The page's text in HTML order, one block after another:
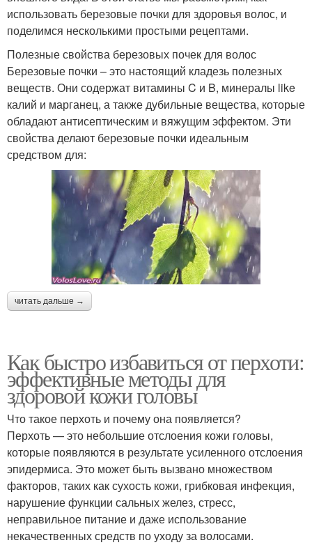
использовать березовые почки для здоровья волос, и
поделимся несколькими простыми рецептами.
Полезные свойства березовых почек для волос
Березовые почки – это настоящий кладезь полезных
веществ. Они содержат витамины C и B, минералы like
калий и марганец, а также дубильные вещества, которые
обладают антисептическим и вяжущим эффектом. Эти
свойства делают березовые почки идеальным
средством для:
читать дальше →
Как быстро избавиться от перхоти:
эффективные методы для
здоровой кожи головы
Что такое перхоть и почему она появляется?
Перхоть — это небольшие отслоения кожи головы,
которые появляются в результате усиленного отслоения
эпидермиса. Это может быть вызвано множеством
факторов, таких как сухость кожи, грибковая инфекция,
нарушение функции сальных желез, стресс,
неправильное питание и даже использование
некачественных средств по уходу за волосами.